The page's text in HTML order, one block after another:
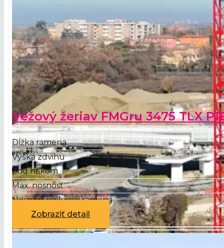
Vežový žeriav FMGru 3475 TLX
Dĺžka ramena
Výška zdvihu
pod hákom
Max. nosnosť
Nosnosť na konci ramena
Zobraziť detail